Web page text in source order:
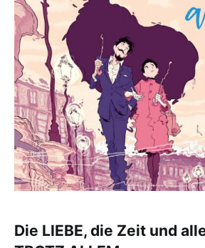
Die LIEBE, die Zeit und